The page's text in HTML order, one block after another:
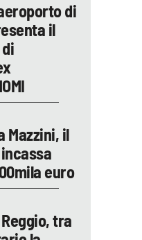
di
il
Mazzini, il
euro
tra